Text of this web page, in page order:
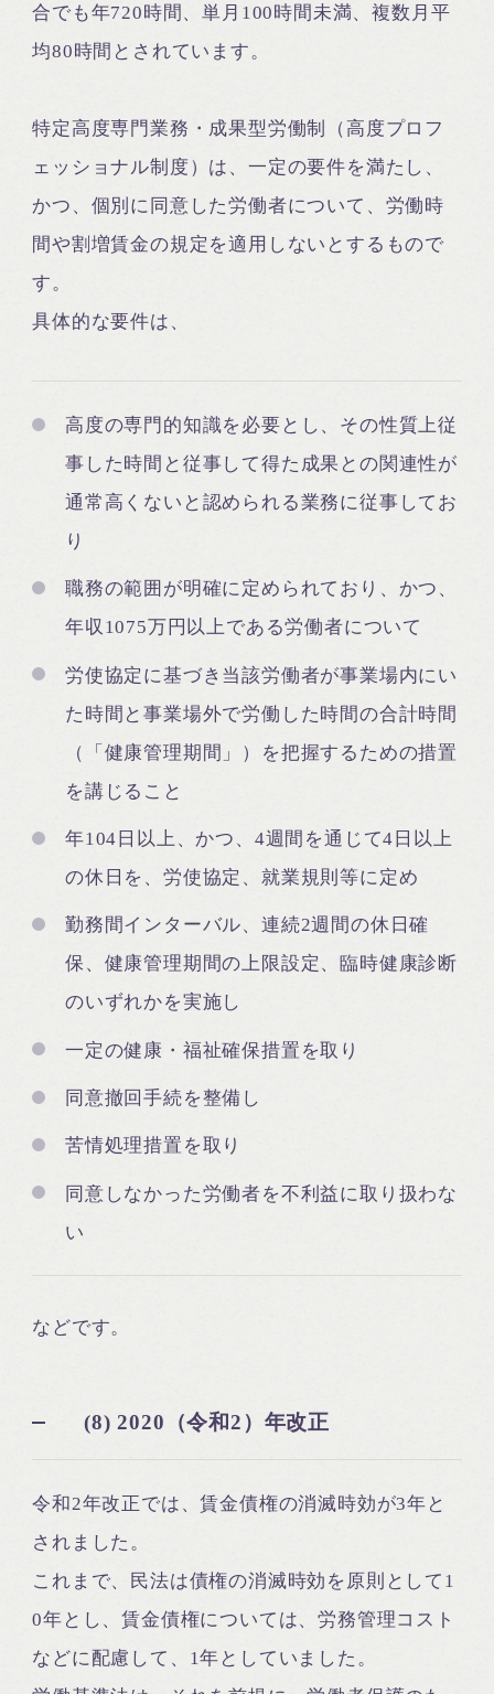
合でも年720時間、単月100時間未満、複数月平
均80時間とされています。
特定高度専門業務・成果型労働制（高度プロフ
ェッショナル制度）は、一定の要件を満たし、
かつ、個別に同意した労働者について、労働時
間や割増賃金の規定を適用しないとするもので
す。
具体的な要件は、
高度の専門的知識を必要とし、その性質上従
事した時間と従事して得た成果との関連性が
通常高くないと認められる業務に従事してお
り
職務の範囲が明確に定められており、かつ、
年収1075万円以上である労働者について
労使協定に基づき当該労働者が事業場内にい
た時間と事業場外で労働した時間の合計時間
（「健康管理期間」）を把握するための措置
を講じること
年104日以上、かつ、4週間を通じて4日以上
の休日を、労使協定、就業規則等に定め
勤務間インターバル、連続2週間の休日確
保、健康管理期間の上限設定、臨時健康診断
のいずれかを実施し
一定の健康・福祉確保措置を取り
同意撤回手続を整備し
苦情処理措置を取り
同意しなかった労働者を不利益に取り扱わな
い
などです。
(8) 2020（令和2）年改正
令和2年改正では、賃金債権の消滅時効が3年と
されました。
これまで、民法は債権の消滅時効を原則として1
0年とし、賃金債権については、労務管理コスト
などに配慮して、1年としていました。